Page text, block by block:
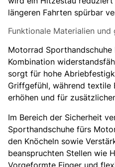
längeren Fahrten spürbar
Funktionale Materialien
Motorrad
Kombination
sorgt für hohe
Griffgefühl, während textile
erhöhen und für
Im Bereich der Sicherheit
Sporthandschuhe fürs
den Knöcheln sowie
beanspruchten Stellen wie
Vorgeformte Finger und